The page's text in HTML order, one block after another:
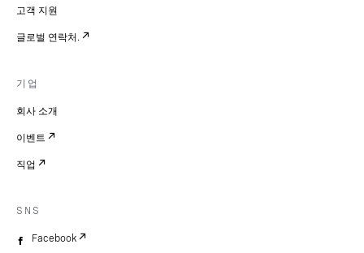
고객 지원
글로벌 연락처.
기업
회사 소개
이벤트
직업
SNS
Facebook